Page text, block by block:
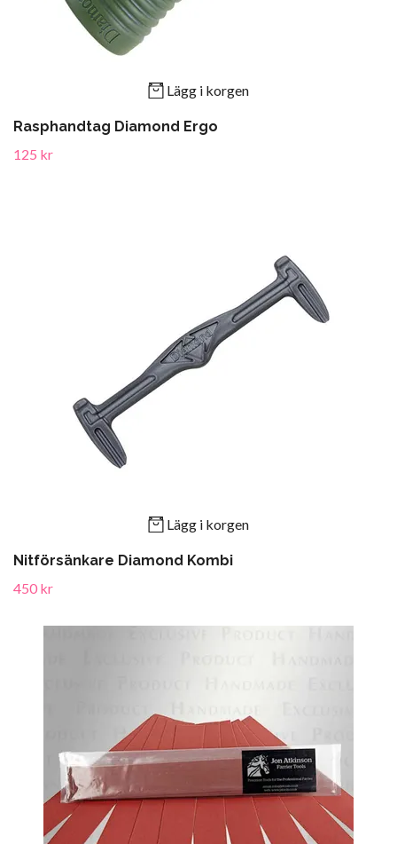
Lägg i korgen
Rasphandtag Diamond Ergo
125 kr
Lägg i korgen
Nitförsänkare Diamond Kombi
450 kr